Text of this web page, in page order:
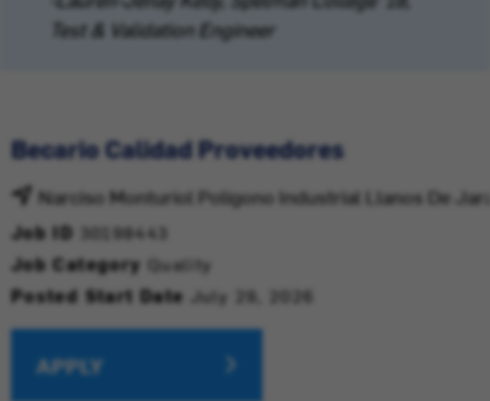
Test & Validation Engineer
Becario Calidad Proveedores
Narciso Monturiol Poligono Industrial Llanos De
Job ID 30198443
Job Category Quality
Posted Start Date July 29, 2026
APPLY